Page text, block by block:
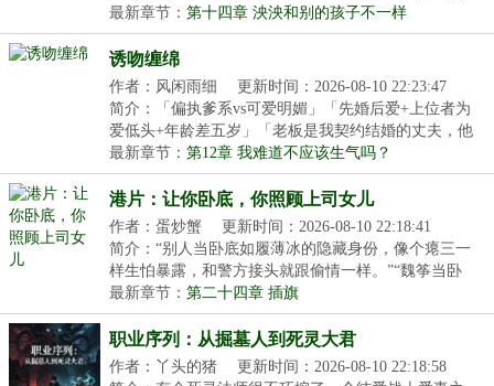
然...
最新章节： 第十四章 泱泱和别的孩子不一样
诱吻缠绵
作者：风闲雨细
更新时间：2026-08-10 22:23:47
简介：「偏执爹系vs可爱明媚」「先婚后爱+上位者为
爱低头+年龄差五岁」「老板是我契约结婚的丈夫，他
超粘...
最新章节： 第12章 我难道不应该生气吗？
港片：让你卧底，你照顾上司女儿
作者：蛋炒蟹
更新时间：2026-08-10 22:18:41
简介：“别人当卧底如履薄冰的隐藏身份，像个瘪三一
样生怕暴露，和警方接头就跟偷情一样。”“魏筝当卧
底...
最新章节： 第二十四章 插旗
职业序列：从掘墓人到死灵大君
作者：丫头的猪
更新时间：2026-08-10 22:18:58